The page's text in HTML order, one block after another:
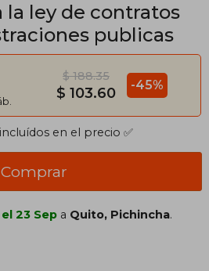
ley de contratos
publicas
$ 188.35
$ 103.60 -45%
en el precio ✅
Comprar
el 23 Sep a Quito, Pichincha.